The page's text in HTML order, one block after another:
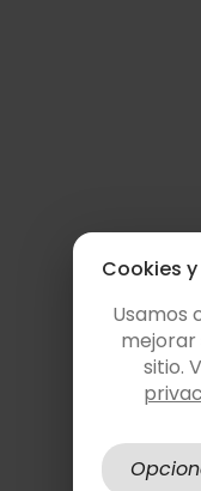
Cookies
Usamos
mejorar
sitio.